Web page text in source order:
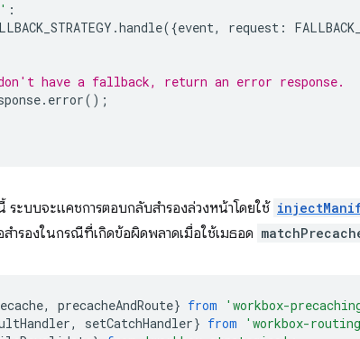
:
.handle({event, request :
have a fallback, return an error response.
. error();
ะบบจะแคชการตอบกลับสำรองล่วงหน้าโดยใช้
ำรองในกรณีที่เกิดข้อผิดพลาดเมื่อใช้เมธอด
, precacheAndRoute} from 'workbox-
, setCatchHandler} from 'workbox-